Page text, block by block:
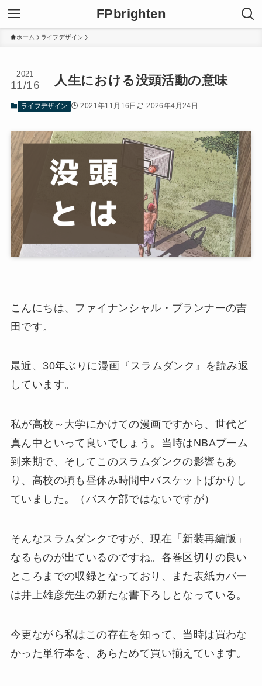
FPbrighten
ホーム ライフデザイン
人生における没頭活動の意味
2021
11/16
ライフデザイン 2021年11月16日 2026年4月24日
こんにちは、ファイナンシャル・プランナーの吉
田です。
最近、30年ぶりに漫画『スラムダンク』を読み返
しています。
私が高校～大学にかけての漫画ですから、世代ど
真ん中といって良いでしょう。当時はNBAブーム
到来期で、そしてこのスラムダンクの影響もあ
り、高校の頃も昼休み時間中バスケットばかりし
ていました。（バスケ部ではないですが）
そんなスラムダンクですが、現在「新装再編版」
なるものが出ているのですね。各巻区切りの良い
ところまでの収録となっており、また表紙カバー
は井上雄彦先生の新たな書下ろしとなっている。
今更ながら私はこの存在を知って、当時は買わな
かった単行本を、あらためて買い揃えています。